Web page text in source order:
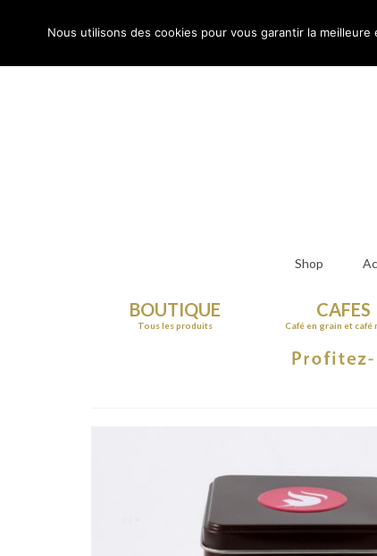
:
Shop
BOUTIQUE
Tous les produits
CAFES
Café en grain et café
Nous utilisons des cookies pour vous garantir la